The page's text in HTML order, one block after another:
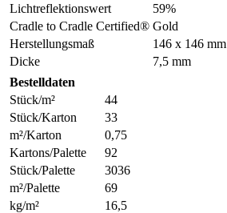
Lichtreflektionswert
59%
Cradle to Cradle Certified® Gold
Herstellungsmaß
146 x 146 mm
Dicke
7,5 mm
Bestelldaten
Stück/m²
44
Stück/Karton
33
m²/Karton
0,75
Kartons/Palette
92
Stück/Palette
3036
m²/Palette
69
kg/m²
16,5